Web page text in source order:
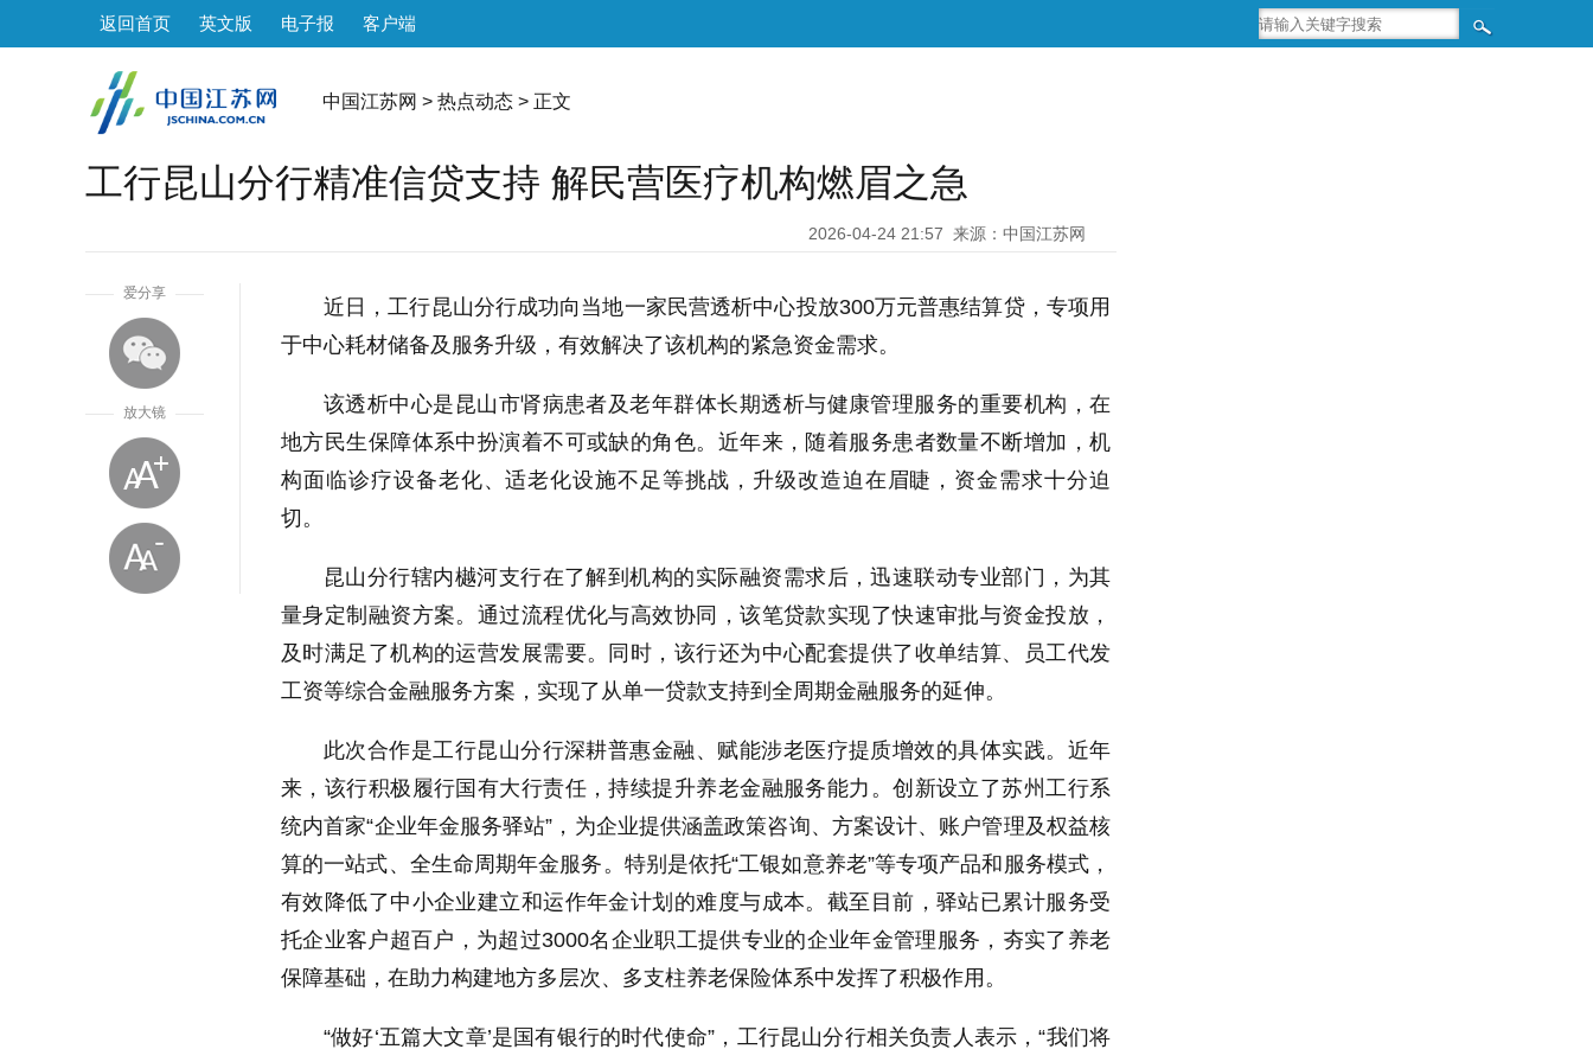
返回首页 英文版 电子报 客户端
中国江苏网 > 热点动态 > 正文
工行昆山分行精准信贷支持 解民营医疗机构燃眉之急
2026-04-24 21:57 来源：中国江苏网
爱分享
放大镜
近日，工行昆山分行成功向当地一家民营透析中心投放300万元普惠结算贷，专项用
于中心耗材储备及服务升级，有效解决了该机构的紧急资金需求。
该透析中心是昆山市肾病患者及老年群体长期透析与健康管理服务的重要机构，在
地方民生保障体系中扮演着不可或缺的角色。近年来，随着服务患者数量不断增加，机
构面临诊疗设备老化、适老化设施不足等挑战，升级改造迫在眉睫，资金需求十分迫
切。
昆山分行辖内樾河支行在了解到机构的实际融资需求后，迅速联动专业部门，为其
量身定制融资方案。通过流程优化与高效协同，该笔贷款实现了快速审批与资金投放，
及时满足了机构的运营发展需要。同时，该行还为中心配套提供了收单结算、员工代发
工资等综合金融服务方案，实现了从单一贷款支持到全周期金融服务的延伸。
此次合作是工行昆山分行深耕普惠金融、赋能涉老医疗提质增效的具体实践。近年
来，该行积极履行国有大行责任，持续提升养老金融服务能力。创新设立了苏州工行系
统内首家“企业年金服务驿站”，为企业提供涵盖政策咨询、方案设计、账户管理及权益核
算的一站式、全生命周期年金服务。特别是依托“工银如意养老”等专项产品和服务模式，
有效降低了中小企业建立和运作年金计划的难度与成本。截至目前，驿站已累计服务受
托企业客户超百户，为超过3000名企业职工提供专业的企业年金管理服务，夯实了养老
保障基础，在助力构建地方多层次、多支柱养老保险体系中发挥了积极作用。
“做好‘五篇大文章’是国有银行的时代使命”，工行昆山分行相关负责人表示，“我们将